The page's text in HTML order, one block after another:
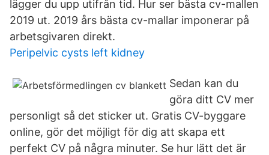
lägger du upp utifrån tid. Hur ser bästa cv-mallen
2019 ut. 2019 års bästa cv-mallar imponerar på
arbetsgivaren direkt.
Peripelvic cysts left kidney
Sedan kan du
göra ditt CV mer
personligt så det sticker ut. Gratis CV-byggare
online, gör det möjligt för dig att skapa ett
perfekt CV på några minuter. Se hur lätt det är